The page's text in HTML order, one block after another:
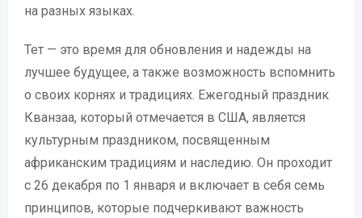
на разных языках.
Тет — это время для обновления и надежды на
лучшее будущее, а также возможность вспомнить
о своих корнях и традициях. Ежегодный праздник
Кванзаа, который отмечается в США, является
культурным праздником, посвященным
африканским традициям и наследию. Он проходит
с 26 декабря по 1 января и включает в себя семь
принципов, которые подчеркивают важность